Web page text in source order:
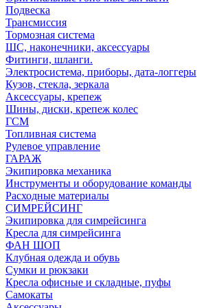
Подвеска
Трансмиссия
Тормозная система
ШС, наконечники, аксессуары
Фитинги, шланги.
Электросистема, приборы, дата-логгеры
Кузов, стекла, зеркала
Аксессуары, крепеж
Шины, диски, крепеж колес
ГСМ
Топливная система
Рулевое управление
ГАРАЖ
Экипировка механика
Инструменты и оборудование команды
Расходные материалы
СИМРЕЙСИНГ
Экипировка для симрейсинга
Кресла для симрейсинга
ФАН ШОП
Клубная одежда и обувь
Сумки и рюкзаки
Кресла офисные и складные, пуфы
Самокаты